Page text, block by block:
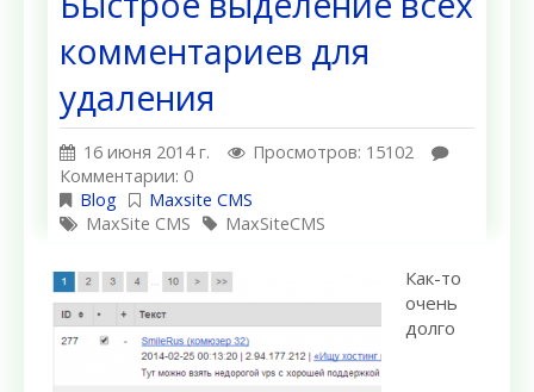
комментариев для
удаления
16 июня 2014 г.
Просмотров: 15102
Комментарии: 0
Blog
Maxsite CMS
MaxSite CMS
MaxSiteCMS
Как-то
очень
долго